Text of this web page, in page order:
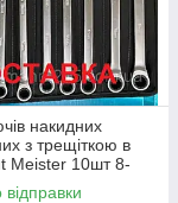
накидних
з трещіткою в
Meister 10шт 8-